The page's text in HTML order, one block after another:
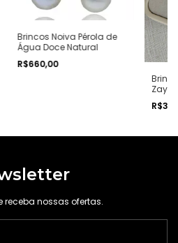
Brincos Noiva Pérola de
Água Doce Natural
R$660,00
Zayt
receba nossas ofertas.